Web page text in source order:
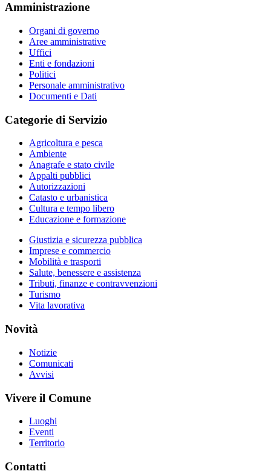
Amministrazione
Organi di governo
Aree amministrative
Uffici
Enti e fondazioni
Politici
Personale amministrativo
Documenti e Dati
Categorie di Servizio
Agricoltura e pesca
Ambiente
Anagrafe e stato civile
Appalti pubblici
Autorizzazioni
Catasto e urbanistica
Cultura e tempo libero
Educazione e formazione
Giustizia e sicurezza pubblica
Imprese e commercio
Mobilità e trasporti
Salute, benessere e assistenza
Tributi, finanze e contravvenzioni
Turismo
Vita lavorativa
Novità
Notizie
Comunicati
Avvisi
Vivere il Comune
Luoghi
Eventi
Territorio
Contatti